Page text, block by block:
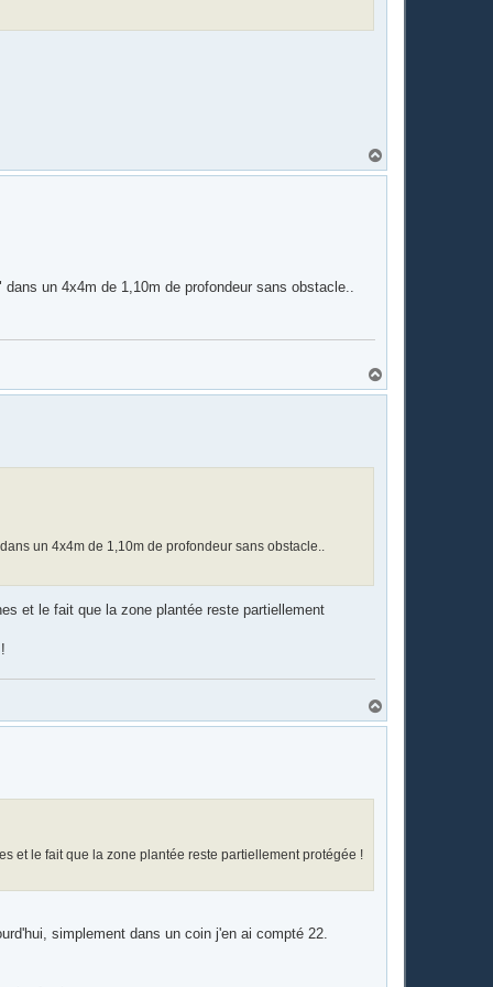
a
un 4x4m de 1,10m de profondeur sans obstacle..
a
un 4x4m de 1,10m de profondeur sans obstacle..
et le fait que la zone plantée reste partiellement
a
et le fait que la zone plantée reste partiellement protégée !
simplement dans un coin j'en ai compté 22.